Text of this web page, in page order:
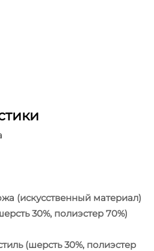
(искусственный материал)
30%, полиэстер 70%)
(шерсть 30%, полиэстер